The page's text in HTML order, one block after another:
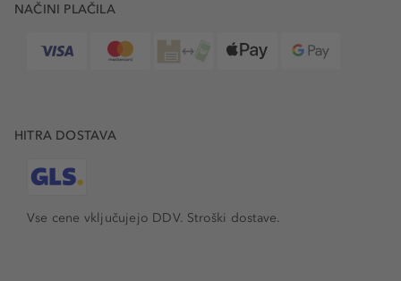
NAČINI PLAČILA
HITRA DOSTAVA
Vse cene vključujejo DDV. Stroški dostave.